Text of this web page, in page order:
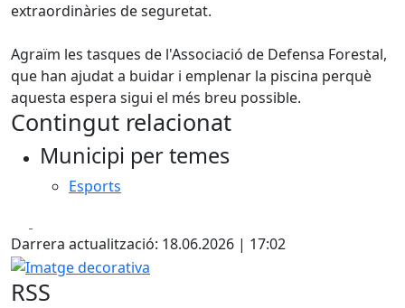
extraordinàries de seguretat.
Agraïm les tasques de l'Associació de Defensa Forestal,
que han ajudat a buidar i emplenar la piscina perquè
aquesta espera sigui el més breu possible.
Contingut relacionat
Municipi per temes
Esports
Darrera actualització: 18.06.2026 | 17:02
Imatge decorativa
RSS